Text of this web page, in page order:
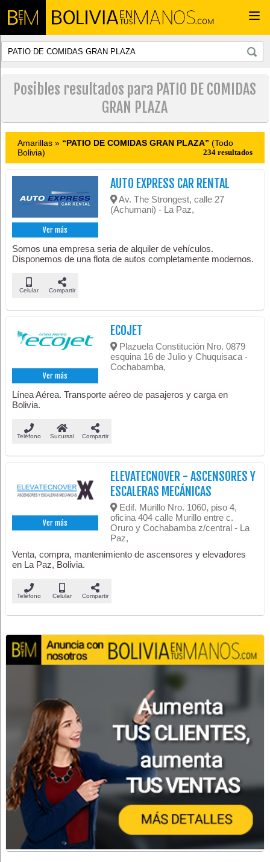
Posibles resultados para PATIO DE COMIDAS
GRAN PLAZA
Amarillas » “PATIO DE COMIDAS GRAN PLAZA” (Todo
Bolivia)
234 resultados
Ver más
AUTO EXPRESS CAR RENTAL
Av. The Strongest, calle 27
(Achumani) - La Paz,
Somos una empresa seria de alquiler de vehículos.
Disponemos de una flota de autos completamente modernos.
Celular Compartir
Ver más
ECOJET
Plazuela Constitución Nro. 0879
esquina 16 de Julio y Chuquisaca -
Cochabamba,
Línea Aérea. Transporte aéreo de pasajeros y carga en
Bolivia.
Teléfono Sucursal Compartir
Ver más
ELEVATECNOVER - ASCENSORES Y
ESCALERAS MECÁNICAS
Edif. Murillo Nro. 1060, piso 4,
oficina 404 calle Murillo entre c.
Oruro y Cochabamba z/central - La
Paz,
Venta, compra, mantenimiento de ascensores y elevadores
en La Paz, Bolivia.
Teléfono Celular Compartir